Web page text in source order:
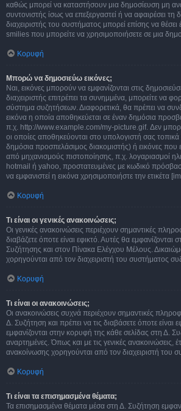
καθώς μπορεί να καταστήσουν μια δημοσίευση μη
συντονιστής ίσως να επεξεργαστεί ή να αφαιρέσει
διαχειριστής του συστήματος μπορεί επίσης να
smilies που μπορείτε να χρησιμοποιήσετε σε μια
Κορυφή
Μπορώ να δημοσιεύω εικόνες;
Ναι, εικόνες μπορούν να εμφανίζονται στις
διαχειριστής επιτρέπει τα συνημμένα, μπορείτε να
σύστημα συζητήσεων. Διαφορετικά, θα πρέπει να
εικόνα η οποία αποθηκεύεται σε έναν δημόσια
π.χ. http://www.example.com/my-picture.gif. Δεν
οι οποίες αποθηκεύονται στο υπολογιστή σας τοπικά
δημόσια προσπελάσιμος διακομιστής) ή εικόνες που
από μηχανισμούς πιστοποίησης, π.χ. λογαριασμοί
hotmail ή yahoo, προστατευμένες με κωδικό
να εμφανιστεί η εικόνα χρησιμοποιήστε την ετικέτα
Κορυφή
Τι είναι οι γενικές ανακοινώσεις;
Οι γενικές ανακοινώσεις περιέχουν σημαντικές
διαβάζετε όποτε είναι εφικτό. Αυτές θα
Συζήτησης και στον Πίνακα Ελέγχου Μέλους.
χορηγούνται από τον διαχειριστή του συστήματος
Κορυφή
Τι είναι οι ανακοινώσεις;
Οι ανακοινώσεις συχνά περιέχουν σημαντικές
Δ. Συζήτηση και πρέπει να τις διαβάσετε όποτε είναι
εμφανίζονται στην κορυφή της κάθε σελίδας στη Δ.
αναρτημένες. Όπως και με τις γενικές ανακοινώσεις,
ανακοίνωσης χορηγούνται από τον διαχειριστή του
Κορυφή
Τι είναι τα επισημασμένα θέματα;
Τα επισημασμένα θέματα μέσα στη Δ. Συζήτηση